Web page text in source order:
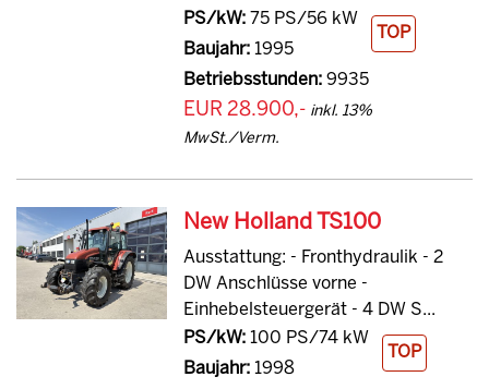
PS/kW:75 PS/56 kW
Baujahr:1995
Betriebsstunden:9935
TOP
EUR 28.900,- inkl. 13%
MwSt./Verm.
New Holland TS100
Ausstattung: - Fronthydraulik - 2
DW Anschlüsse vorne -
Einhebelsteuergerät - 4 DW S...
PS/kW:100 PS/74 kW
Baujahr:1998
TOP